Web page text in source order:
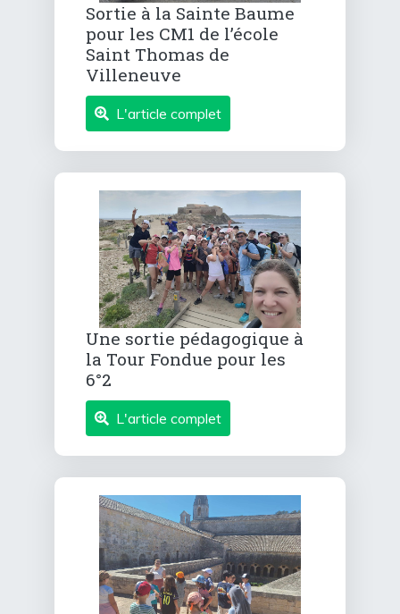
Sortie à la Sainte Baume
pour les CM1 de l’école
Saint Thomas de
Villeneuve
L'article complet
Une sortie pédagogique à
la Tour Fondue pour les
6°2
L'article complet